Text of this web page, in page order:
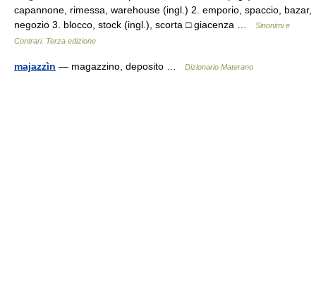
capannone, rimessa, warehouse (ingl.) 2. emporio, spaccio, bazar,
negozio 3. blocco, stock (ingl.), scorta □ giacenza …
Sinonimi e
Contrari. Terza edizione
majazzìn — magazzino, deposito … Dizionario Materano